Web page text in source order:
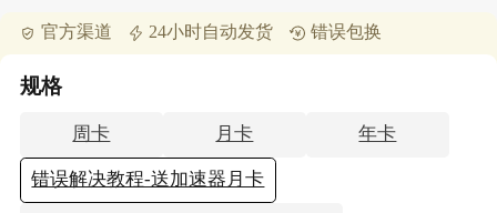
官方渠道 24小时自动发货 错误包换
规格
周卡 月卡 年卡
错误解决教程-送加速器月卡